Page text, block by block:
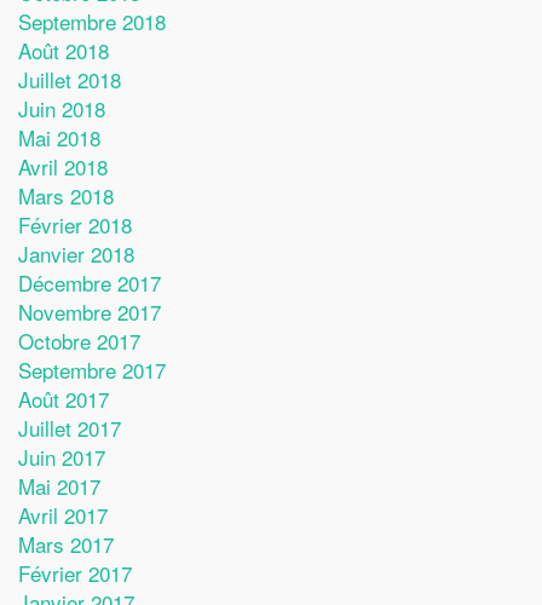
Septembre 2018
Août 2018
Juillet 2018
Juin 2018
Mai 2018
Avril 2018
Mars 2018
Février 2018
Janvier 2018
Décembre 2017
Novembre 2017
Octobre 2017
Septembre 2017
Août 2017
Juillet 2017
Juin 2017
Mai 2017
Avril 2017
Mars 2017
Février 2017